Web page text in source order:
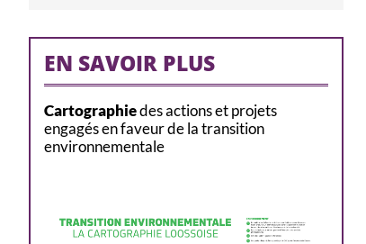
EN SAVOIR PLUS
Cartographiedes actions et projets
engagés en faveur de la transition
environnementale